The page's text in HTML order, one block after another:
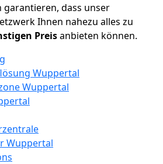
garantieren, dass unser
Ihnen nahezu alles zu
Preisanbieten können.
Wuppertal
Wuppertal
Wuppertal